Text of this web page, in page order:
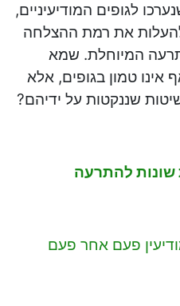
לגופים המודיעיניים,
את רמת ההצלחה
המיוחלת. שמא
אינו טמון בגופים, אלא
שננקטות על ידיהם?
שונות להתרעה
פעם אחר פעם